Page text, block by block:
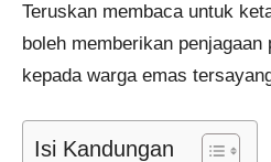
Teruskan membaca untuk
boleh memberikan
kepada warga emas
Isi Kandungan